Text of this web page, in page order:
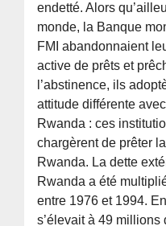
endetté. Alors
monde, la Banque
FMI abandonnaient
active de prêts et
l’abstinence, ils
attitude différente
Rwanda : ces
chargèrent de prêter
Rwanda. La dette
Rwanda a été
entre 1976 et 1994.
s’élevait à 49 millions